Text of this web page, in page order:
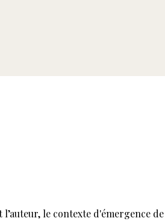
le contexte d'émergence